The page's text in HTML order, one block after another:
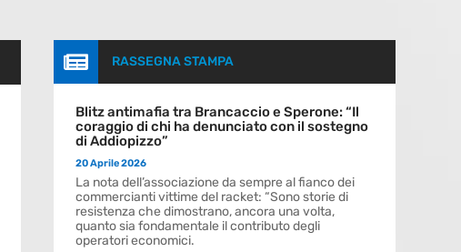
 RASSEGNA STAMPA
Blitz antimafia tra Brancaccio e Sperone: “Il
coraggio di chi ha denunciato con il sostegno
di Addiopizzo”
20 Aprile 2026
La nota dell’associazione da sempre al fianco dei
commercianti vittime del racket: “Sono storie di
resistenza che dimostrano, ancora una volta,
quanto sia fondamentale il contributo degli
operatori economici.